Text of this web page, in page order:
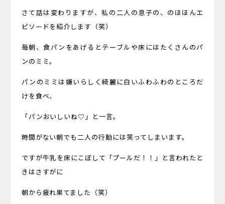
さて話は変わりますが、私の二人の息子の、のほほんエ
ピソードを紹介します（笑）
毎朝、食パンをあげるとテーブルや床にはたくさんのパ
ンのミミ。
パンのミミは嫌いらしく綺麗に白いふわふわのところだ
けを食べ、
「パンおいしいね♡」と一言。
時間がない朝でも二人の行動には笑ってしまいます。
ですが牛乳を床にこぼして「プールだ！！」と言われたと
きはさすがに
朝から疲れ果てました（笑）